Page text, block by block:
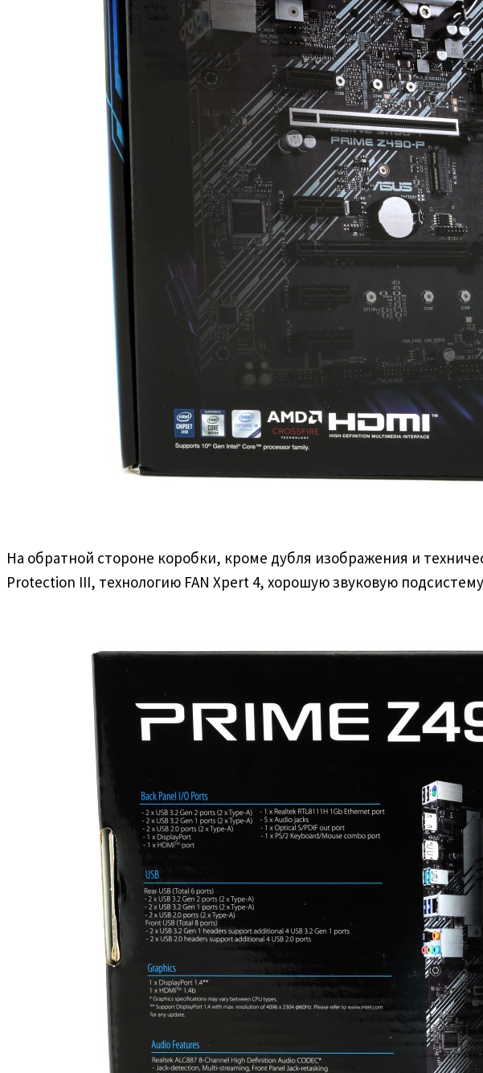
На обратной стороне коробки, кроме дубля изображения и
Protection III, технологию FAN Xpert 4, хорошую звуковую